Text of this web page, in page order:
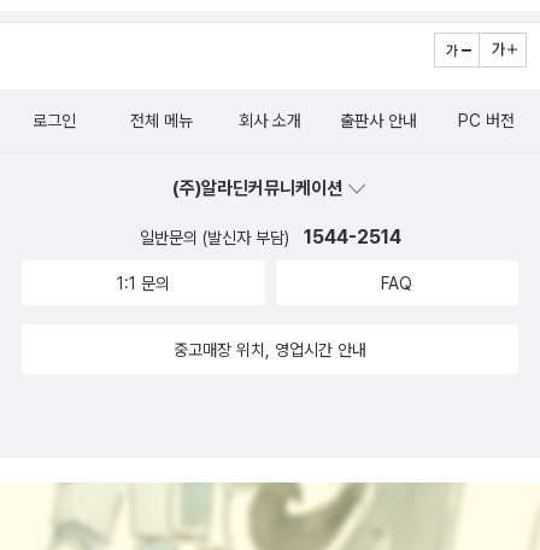
로그인 전체 메뉴 회사 소개 출판사 안내 PC 버전
(주)알라딘커뮤니케이션
일반문의 (발신자 부담) 1544-2514
1:1 문의 FAQ
중고매장 위치, 영업시간 안내